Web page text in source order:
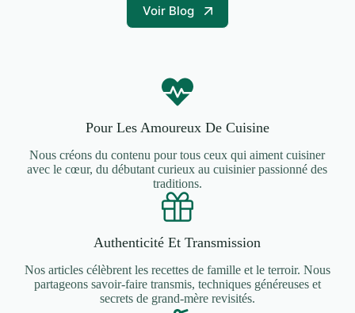
Voir Blog
Pour Les Amoureux De Cuisine
Nous créons du contenu pour tous ceux qui aiment cuisiner
avec le cœur, du débutant curieux au cuisinier passionné des
traditions.
Authenticité Et Transmission
Nos articles célèbrent les recettes de famille et le terroir. Nous
partageons savoir-faire transmis, techniques généreuses et
secrets de grand-mère revisités.